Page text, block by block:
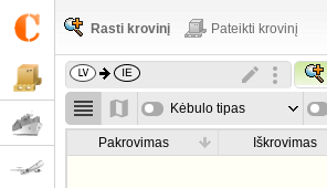
Rasti krovinį Pateikti krovinį
Kėbulo tipas
Pakrovimas Iškrovimas